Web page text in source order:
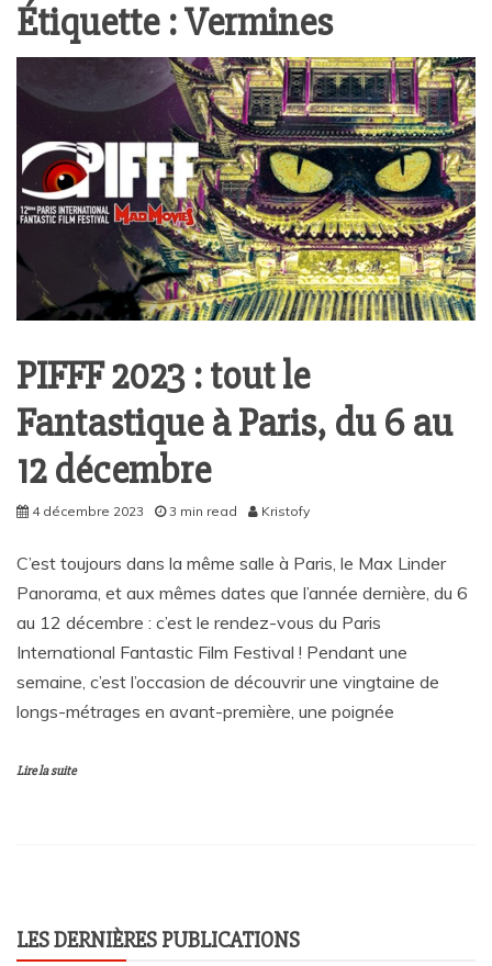
Étiquette :Vermines
PIFFF 2023 : tout le
Fantastique à Paris, du 6 au
12 décembre
4 décembre 2023 3 min read Kristofy
C’est toujours dans la même salle à Paris, le Max Linder
Panorama, et aux mêmes dates que l’année dernière, du 6
au 12 décembre : c’est le rendez-vous du Paris
International Fantastic Film Festival ! Pendant une
semaine, c’est l’occasion de découvrir une vingtaine de
longs-métrages en avant-première, une poignée
Lire la suite
LES DERNIÈRES PUBLICATIONS